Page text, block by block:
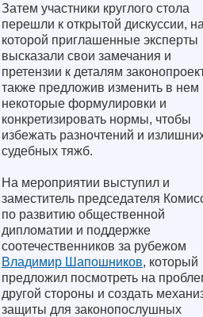
Затем участники круглого стола
перешли к открытой дискуссии,
которой приглашенные эксперты
высказали свои замечания и
претензии к деталям
также предложив изменить в нем
некоторые формулировки и
конкретизировать нормы, чтобы
избежать разночтений и
судебных тяжб.
На мероприятии выступил и
заместитель председателя
по развитию общественной
дипломатии и поддержке
соотечественников за рубежом
Владимир Шапошников, который
предложил посмотреть на
другой стороны и создать
защиты для законопослушных